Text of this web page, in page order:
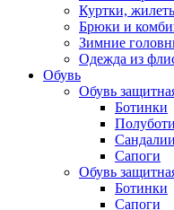
Куртки,
Брюки и
Зимние
Одежда из
Обувь
Обувь
Ботинки
Сандалии
Сапоги
Обувь
Ботинки
Сапоги